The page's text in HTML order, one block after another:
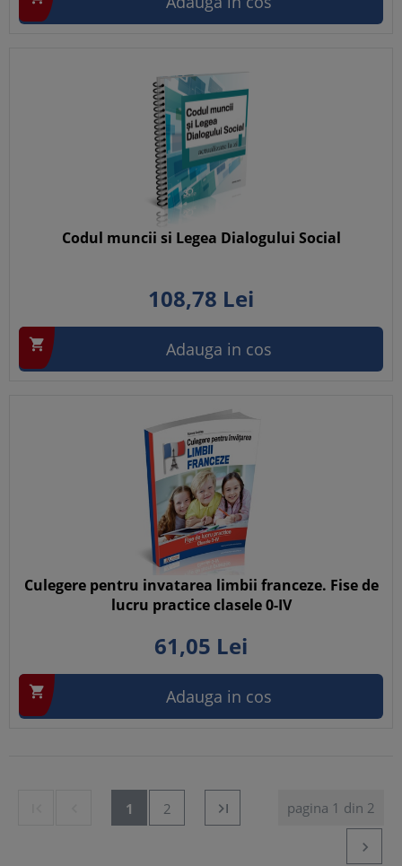
Codul muncii si Legea Dialogului Social
108,78 Lei
 Adauga in cos
Culegere pentru invatarea limbii franceze. Fise de
lucru practice clasele 0-IV
61,05 Lei
 Adauga in cos
1 2 pagina 1 din 2

